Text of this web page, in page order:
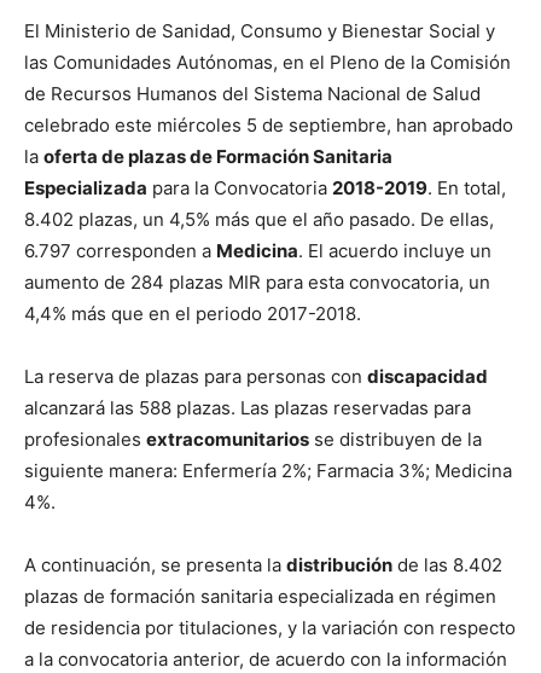
El Ministerio de Sanidad, Consumo y Bienestar Social y
las Comunidades Autónomas, en el Pleno de la Comisión
de Recursos Humanos del Sistema Nacional de Salud
celebrado este miércoles 5 de septiembre, han aprobado
la oferta de plazas de Formación Sanitaria
Especializada para la Convocatoria 2018-2019. En total,
8.402 plazas, un 4,5% más que el año pasado. De ellas,
6.797 corresponden a Medicina. El acuerdo incluye un
aumento de 284 plazas MIR para esta convocatoria, un
4,4% más que en el periodo 2017-2018.
La reserva de plazas para personas con discapacidad
alcanzará las 588 plazas. Las plazas reservadas para
profesionales extracomunitarios se distribuyen de la
siguiente manera: Enfermería 2%; Farmacia 3%; Medicina
4%.
A continuación, se presenta la distribución de las 8.402
plazas de formación sanitaria especializada en régimen
de residencia por titulaciones, y la variación con respecto
a la convocatoria anterior, de acuerdo con la información